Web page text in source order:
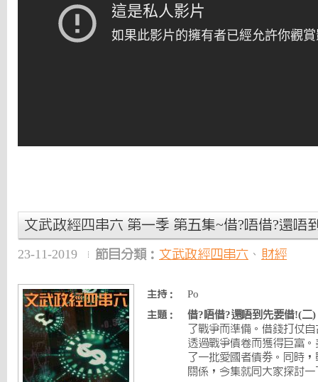
文武政經四串六 第一季 第五集~借?唔借?還唔
23-11-2019 節目分類： 文武政經四串六 、 財經
主持： Po
主題： 借?唔借?還唔到先要借!(二)
了戰爭而準備。借錢打仗
透過戰爭債卷而獲得巨富
了一批愛國者債劵。同時
關係，今集就同大家探討